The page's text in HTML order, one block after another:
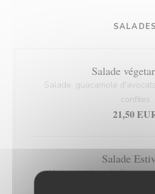
SALADES
Salade
Salade, guacamole
confites
21,50
Salade
Melon, Jambon de